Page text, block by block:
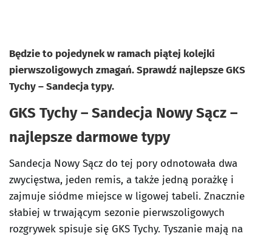
Będzie to pojedynek w ramach piątej kolejki
pierwszoligowych zmagań. Sprawdź najlepsze GKS
Tychy – Sandecja typy.
GKS Tychy – Sandecja Nowy Sącz –
najlepsze darmowe typy
Sandecja Nowy Sącz do tej pory odnotowała dwa
zwycięstwa, jeden remis, a także jedną porażkę i
zajmuje siódme miejsce w ligowej tabeli. Znacznie
słabiej w trwającym sezonie pierwszoligowych
rozgrywek spisuje się GKS Tychy. Tyszanie mają na